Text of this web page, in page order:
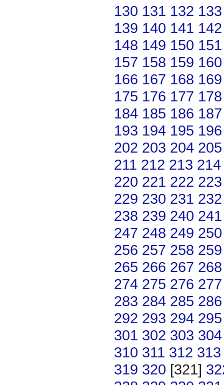
130 131 132 133
139 140 141 142
148 149 150 151
157 158 159 160
166 167 168 169
175 176 177 178
184 185 186 187
193 194 195 196
202 203 204 205
211 212 213 214
220 221 222 223
229 230 231 232
238 239 240 241
247 248 249 250
256 257 258 259
265 266 267 268
274 275 276 277
283 284 285 286
292 293 294 295
301 302 303 304
310 311 312 313
319 320 [321]